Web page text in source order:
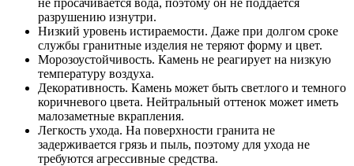
разрушению изнутри.
Низкий уровень истираемости. Даже при долгом сроке
службы гранитные изделия не теряют форму и цвет.
Морозоустойчивость. Камень не реагирует на низкую
температуру воздуха.
Декоративность. Камень может быть светлого и темного
коричневого цвета. Нейтральный оттенок может иметь
малозаметные вкрапления.
Легкость ухода. На поверхности гранита не
задерживается грязь и пыль, поэтому для ухода не
требуются агрессивные средства.